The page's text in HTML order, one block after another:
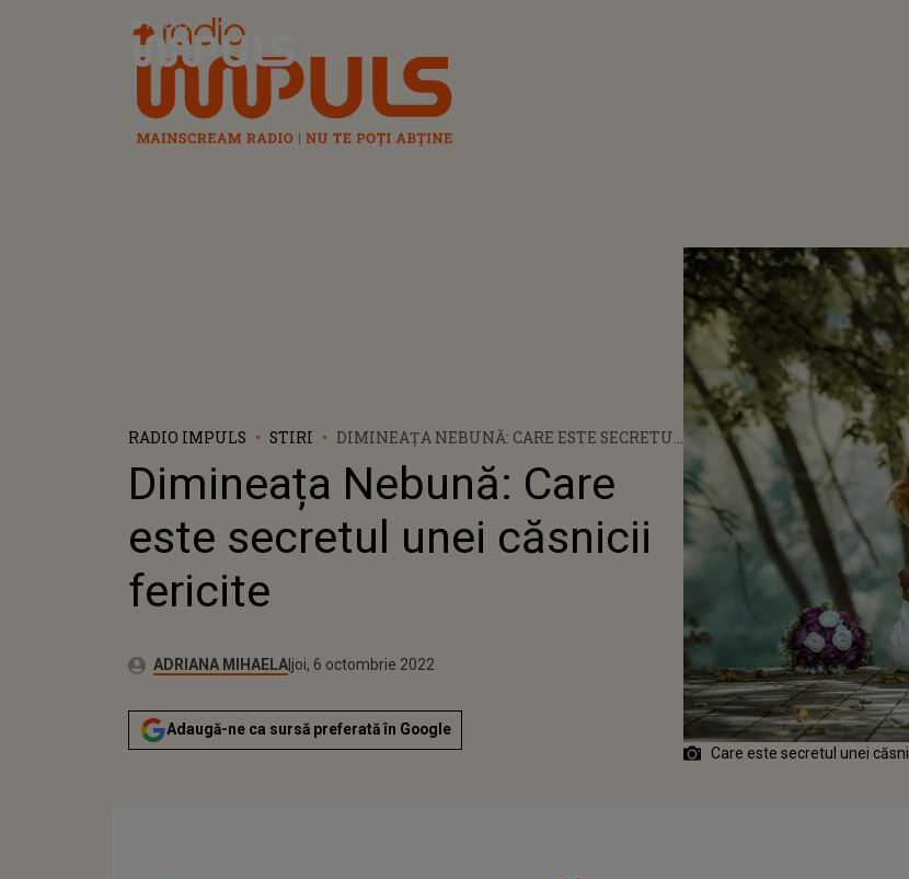
Radio Impuls
RADIO IMPULS STIRI
DIMINEAȚA NEBUNĂ: CARE ESTE SECRETUL
Dimineața Nebună: Care
este secretul unei căsnicii
fericite
Autor:ADRIANA MIHAELAPublicat:
miercuri, 6 octombrie 2021
Actualizat:
joi, 6 octombrie 2022
Adaugă-ne ca sursă preferată în Google
Care este secretul unei